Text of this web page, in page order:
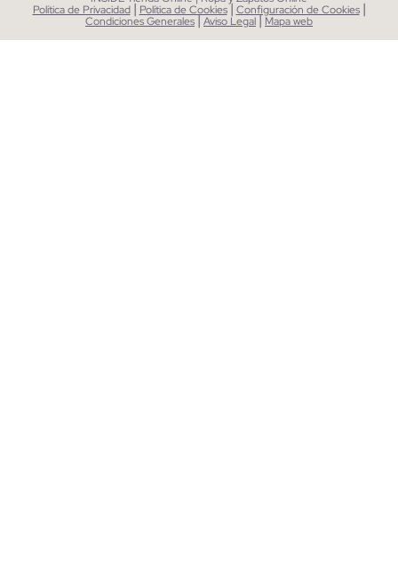
Política de Privacidad | Política de Cookies| Configuración de Cookies |
Condiciones Generales|Aviso Legal| Mapa web